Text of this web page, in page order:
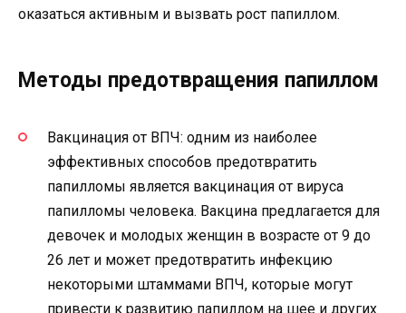
оказаться активным и вызвать рост папиллом.
Методы предотвращения папиллом
Вакцинация от ВПЧ: одним из наиболее
эффективных способов предотвратить
папилломы является вакцинация от вируса
папилломы человека. Вакцина предлагается для
девочек и молодых женщин в возрасте от 9 до
26 лет и может предотвратить инфекцию
некоторыми штаммами ВПЧ, которые могут
привести к развитию папиллом на шее и других